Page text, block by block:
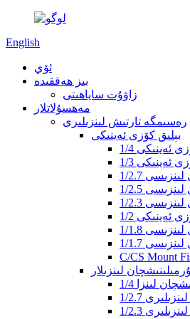
English
ئۆي
بىز ھەققىدە
زاۋۇت ساياھىتى
مەھسۇلاتلار
رەسىمگە تارتىش لىنزىلىرى
بېلىق كۆزى ئەينىكى
ئەينىكى
ئەينىكى
لىنزىسى
لىنزىسى
لىنزىسى
ئەينىكى
لىنزىسى
لىنزىسى
لىنزىلار
لىنزا
لىنزىلىرى
لىنزىلىرى